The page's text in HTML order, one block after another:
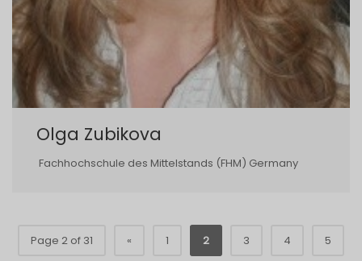
Olga Zubikova
Fachhochschule des Mittelstands (FHM) Germany
Page 2 of 31 « 1 2 3 4 5